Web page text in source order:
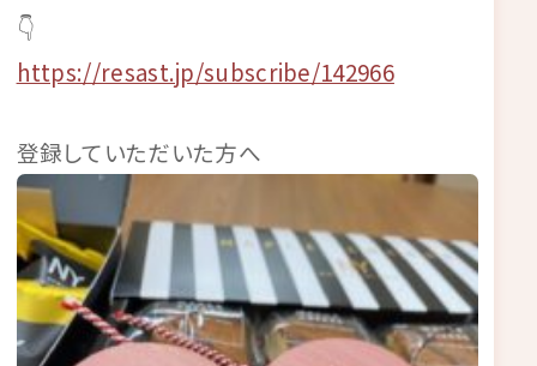
👇
https://resast.jp/subscribe/142966
登録していただいた方へ